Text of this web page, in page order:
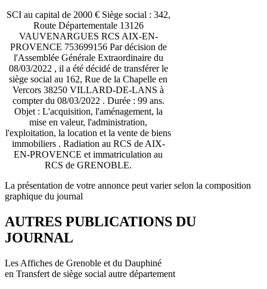
SCI au capital de 2000 € Siège social : 342,
Route Départementale 13126
VAUVENARGUES RCS AIX-EN-
PROVENCE 753699156 Par décision de
l'Assemblée Générale Extraordinaire du
08/03/2022 , il a été décidé de transférer le
siège social au 162, Rue de la Chapelle en
Vercors 38250 VILLARD-DE-LANS à
compter du 08/03/2022 . Durée : 99 ans.
Objet : L'acquisition, l'aménagement, la
mise en valeur, l'administration,
l'exploitation, la location et la vente de biens
immobiliers . Radiation au RCS de AIX-
EN-PROVENCE et immatriculation au
RCS de GRENOBLE.
La présentation de votre annonce peut varier selon la composition
graphique du journal
AUTRES PUBLICATIONS DU
JOURNAL
Les Affiches de Grenoble et du Dauphiné
en Transfert de siège social autre département